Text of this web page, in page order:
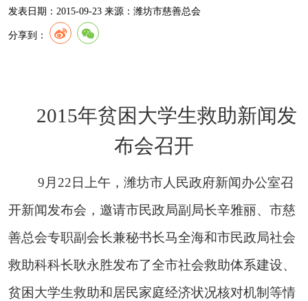
发表日期： 2015-09-23 来源： 潍坊市慈善总会
分享到：
2015年贫困大学生救助新闻发
布会召开
9月22日上午，潍坊市人民政府新闻办公室召
开新闻发布会，邀请市民政局副局长辛雅丽、市慈
善总会专职副会长兼秘书长马全海和市民政局社会
救助科科长耿永胜发布了全市社会救助体系建设、
贫困大学生救助和居民家庭经济状况核对机制等情